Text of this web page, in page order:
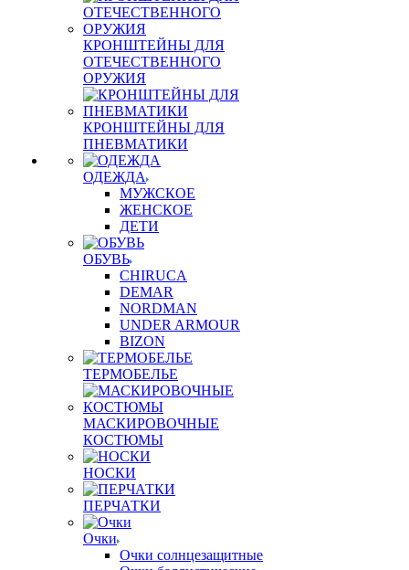
КРОНШТЕЙНЫ ДЛЯ
ОТЕЧЕСТВЕННОГО
ОРУЖИЯ
КРОНШТЕЙНЫ ДЛЯ
ПНЕВМАТИКИ
ОДЕЖДА
МУЖСКОЕ
ЖЕНСКОЕ
ДЕТИ
ОБУВЬ
CHIRUCA
DEMAR
NORDMAN
UNDER ARMOUR
BIZON
ТЕРМОБЕЛЬЕ
МАСКИРОВОЧНЫЕ
КОСТЮМЫ
НОСКИ
ПЕРЧАТКИ
Очки
Очки солнцезащитные